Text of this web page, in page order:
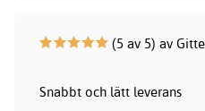
(5 av 5) av
Snabbt och lätt leverans